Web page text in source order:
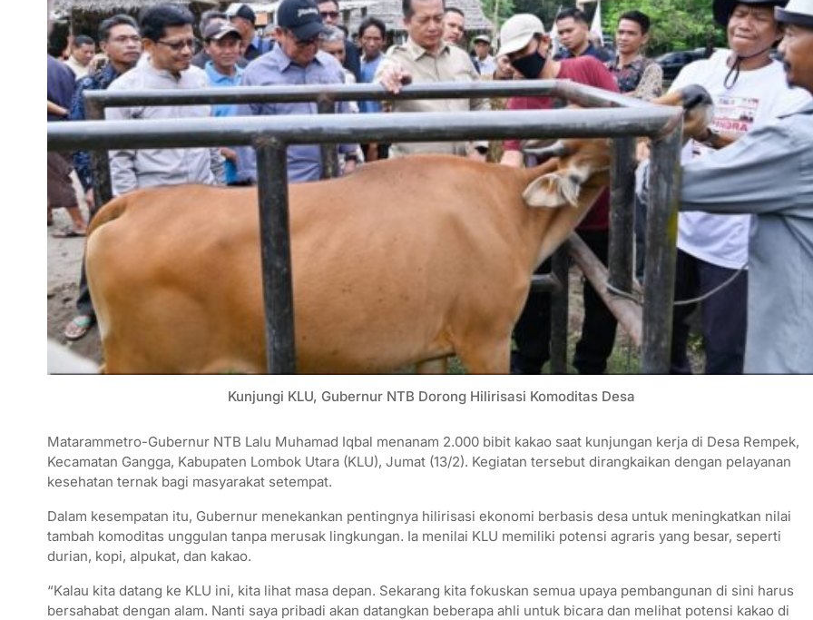
Kunjungi KLU, Gubernur NTB Dorong Hilirisasi Komoditas Desa
Matarammetro-Gubernur NTB Lalu Muhamad Iqbal menanam 2.000 bibit kakao saat kunjungan kerja di Desa Rempek,
Kecamatan Gangga, Kabupaten Lombok Utara (KLU), Jumat (13/2). Kegiatan tersebut dirangkaikan dengan pelayanan
kesehatan ternak bagi masyarakat setempat.
Dalam kesempatan itu, Gubernur menekankan pentingnya hilirisasi ekonomi berbasis desa untuk meningkatkan nilai
tambah komoditas unggulan tanpa merusak lingkungan. Ia menilai KLU memiliki potensi agraris yang besar, seperti
durian, kopi, alpukat, dan kakao.
“Kalau kita datang ke KLU ini, kita lihat masa depan. Sekarang kita fokuskan semua upaya pembangunan di sini harus
bersahabat dengan alam. Nanti saya pribadi akan datangkan beberapa ahli untuk bicara dan melihat potensi kakao di